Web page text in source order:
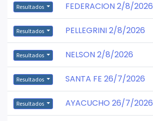
Resultados FEDERACION 2/8/2026
Resultados PELLEGRINI 2/8/2026
Resultados NELSON 2/8/2026
Resultados SANTA FE 26/7/2026
Resultados AYACUCHO 26/7/2026